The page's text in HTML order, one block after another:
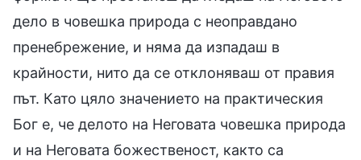
дело в човешка природа с неоправдано
пренебрежение, и няма да изпадаш в
крайности, нито да се отклоняваш от правия
път. Като цяло значението на практическия
Бог е, че делото на Неговата човешка природа
и на Неговата божественост, както са